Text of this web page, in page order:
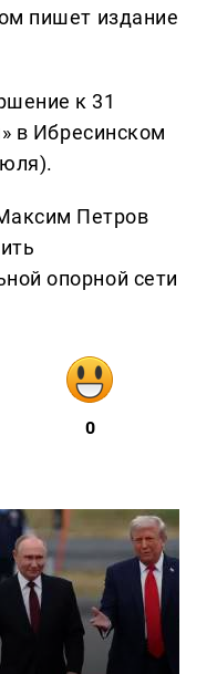
пишет издание
к 31
в Ибресинском
Петров
опорной сети
0